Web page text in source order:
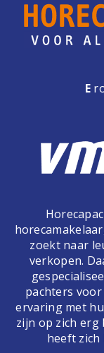
E
zoekt naar
verkopen.
pachters
ervaring met
zijn op zich erg
heeft zich